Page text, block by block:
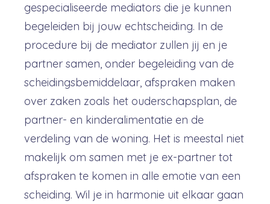
gespecialiseerde mediators die je kunnen
begeleiden bij jouw echtscheiding. In de
procedure bij de mediator zullen jij en je
partner samen, onder begeleiding van de
scheidingsbemiddelaar, afspraken maken
over zaken zoals het ouderschapsplan, de
partner- en kinderalimentatie en de
verdeling van de woning. Het is meestal niet
makelijk om samen met je ex-partner tot
afspraken te komen in alle emotie van een
scheiding. Wil je in harmonie uit elkaar gaan